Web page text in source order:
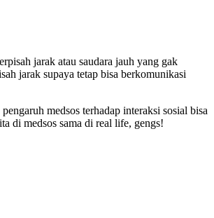
jarak atau saudara jauh yang gak
jarak supaya tetap bisa berkomunikasi
medsos terhadap interaksi sosial bisa
di medsos sama di real life, gengs!